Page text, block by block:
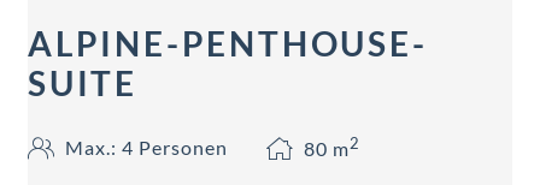
ALPINE-PENTHOUSE-
SUITE
Max.: 4 Personen 80 m2